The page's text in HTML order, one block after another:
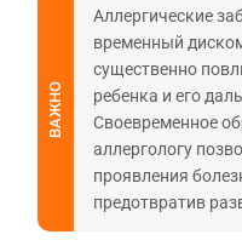
ВАЖНО
Аллергические
временный
существенно
ребенка и его
Своевременное
аллергологу
проявления
предотвратив